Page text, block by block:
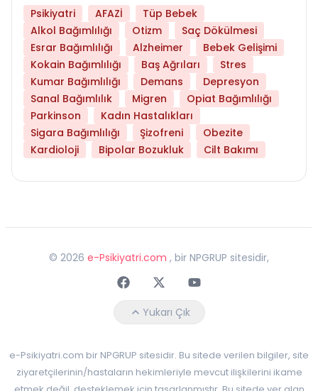
Psikiyatri AFAZİ
Tüp Bebek
Alkol Bağımlılığı
Otizm
Saç Dökülmesi
Esrar Bağımlılığı
Alzheimer
Bebek Gelişimi
Kokain Bağımlılığı
Baş Ağrıları
Stres
Kumar Bağımlılığı
Demans
Depresyon
Sanal Bağımlılık
Migren
Opiat Bağımlılığı
Parkinson
Kadın Hastalıkları
Sigara Bağımlılığı
Şizofreni
Obezite
Kardioloji
Bipolar Bozukluk Cilt Bakımı
© 2026 e-Psikiyatri.com , bir NPGRUP sitesidir,
FaceebokTwitterYoutube
Yukarı Çık
e-Psikiyatri.com bir NPGRUP sitesidir. Bu sitede verilen bilgiler, site
ziyaretçilerinin/hastaların hekimleriyle mevcut ilişkilerini ikame